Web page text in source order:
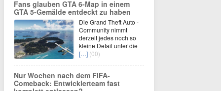
Fans glauben GTA 6-Map in einem
GTA 5-Gemälde entdeckt zu haben
Die Grand Theft Auto -
Community nimmt
derzeit jedes noch so
kleine Detail unter die
[…] (00)
Nur Wochen nach dem FIFA-
Comeback: Entwicklerteam fast